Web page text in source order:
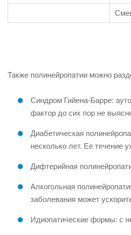
Также полинейропатии можно
Синдром Гийена-Барре:
фактор до сих пор не
Диабетическая
несколько лет. Ее течение
Дифтерийная
Алкогольная
заболевания может
Идиопатические формы: с